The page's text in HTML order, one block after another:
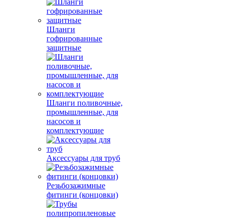
Шланги
гофрированные
защитные
Шланги поливочные,
промышленные, для
насосов и
комплектующие
Аксессуары для труб
Резьбозажимные
фитинги (концовки)